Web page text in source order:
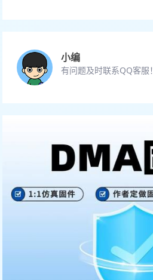
小编
有问题及时联系QQ客服！